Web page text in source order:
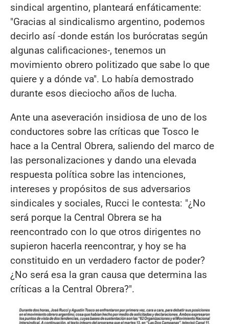
sindical argentino, planteará enfáticamente:
"Gracias al sindicalismo argentino, podemos
decirlo así -donde están los burócratas según
algunas calificaciones-, tenemos un
movimiento obrero politizado que sabe lo que
quiere y a dónde va". Lo había demostrado
durante esos dieciocho años de lucha.
Ante una aseveración insidiosa de uno de los
conductores sobre las críticas que Tosco le
hace a la Central Obrera, saliendo del marco de
las personalizaciones y dando una elevada
respuesta política sobre las intenciones,
intereses y propósitos de sus adversarios
sindicales y sociales, Rucci le contesta: "¿No
será porque la Central Obrera se ha
reencontrado con lo que otros dirigentes no
supieron hacerla reencontrar, y hoy se ha
constituido en un verdadero factor de poder?
¿No será esa la gran causa que determina las
críticas a la Central Obrera?".